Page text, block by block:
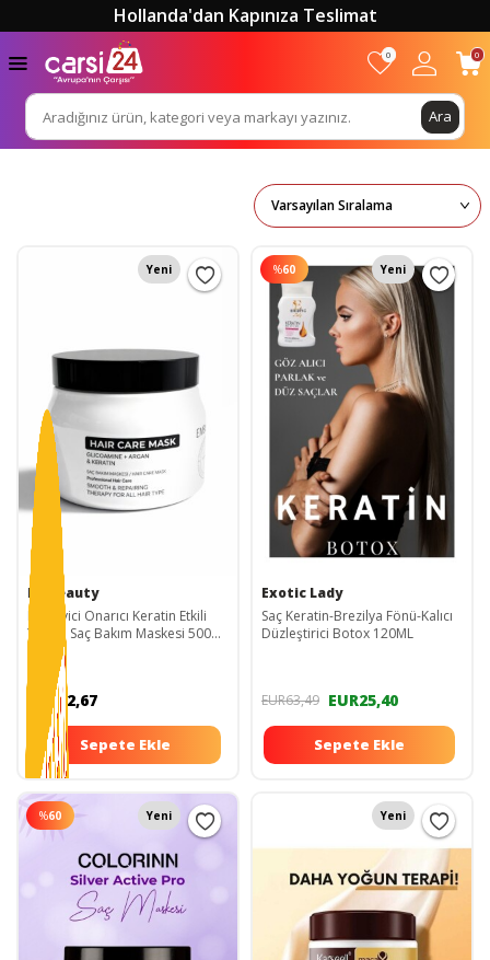
Hollanda'dan Kapınıza Teslimat
Ara
0 0
Yeni
Embeauty
Besleyici Onarıcı Keratin Etkili
Yoğun Saç Bakım Maskesi 500
EUR22,67
Sepete Ekle
%60 Yeni
Exotic Lady
Saç Keratin-Brezilya Fönü-Kalıcı
Düzleştirici Botox 120ML
EUR63,49 EUR25,40
Sepete Ekle
%60 Yeni Yeni